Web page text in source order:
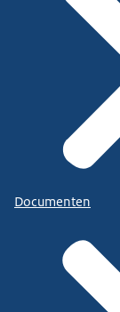
Documenten